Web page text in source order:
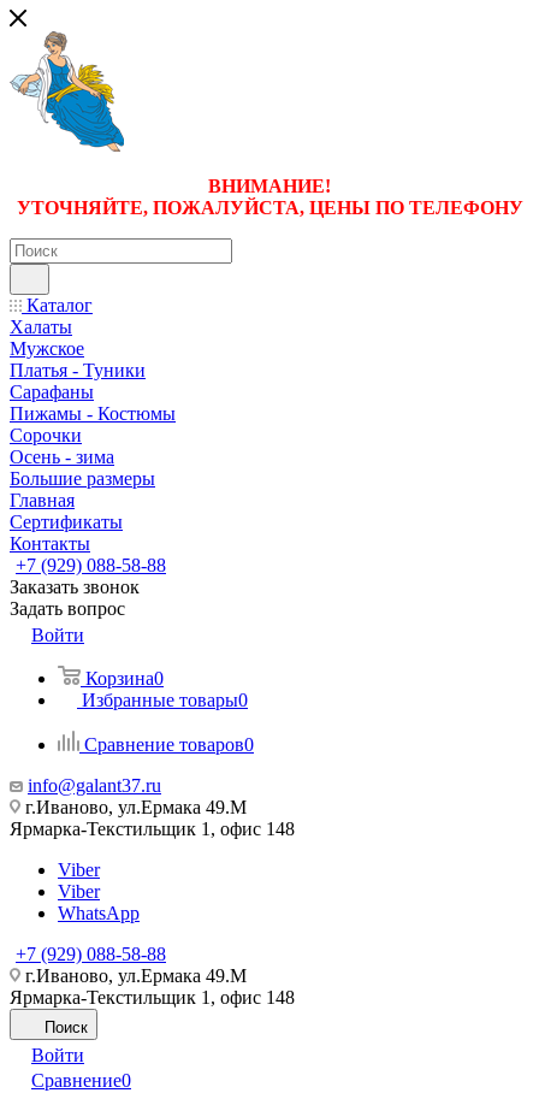
ВНИМАНИЕ!
УТОЧНЯЙТЕ, ПОЖАЛУЙСТА, ЦЕНЫ ПО ТЕЛЕФОНУ
Каталог
Халаты
Мужское
Платья - Туники
Сарафаны
Пижамы - Костюмы
Сорочки
Oсень - зима
Большие размеры
Главная
Сертификаты
Контакты
+7 (929) 088-58-88
Заказать звонок
Задать вопрос
Войти
Корзина0
Избранные товары0
Сравнение товаров0
info@galant37.ru
г.Иваново, ул.Ермака 49.M
Ярмарка-Текстильщик 1, офис 148
Viber
Viber
WhatsApp
+7 (929) 088-58-88
г.Иваново, ул.Ермака 49.M
Ярмарка-Текстильщик 1, офис 148
Поиск
Войти
Сравнение0